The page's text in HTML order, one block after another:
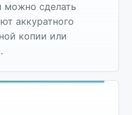
можно сделать
аккуратного
копии или